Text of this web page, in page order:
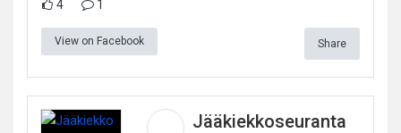
4 1
View on Facebook Share
Jääkiekkoseuranta